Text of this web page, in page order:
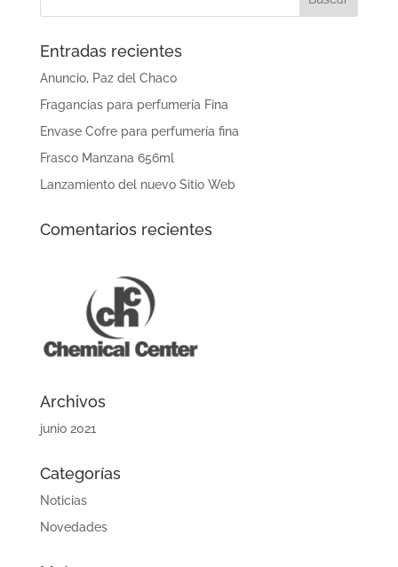
Entradas recientes
Anuncio, Paz del Chaco
Fragancias para perfumería Fina
Envase Cofre para perfumería fina
Frasco Manzana 656ml
Lanzamiento del nuevo Sitio Web
Comentarios recientes
Archivos
junio 2021
Categorías
Noticias
Novedades